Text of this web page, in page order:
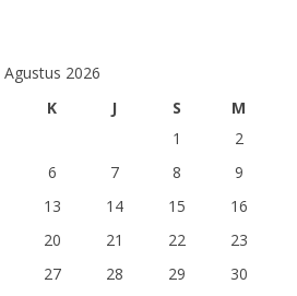
Agustus 2026
K J S
M
1
2
6 7 8
9
13 14 15
16
20 21 22
23
27 28 29
30